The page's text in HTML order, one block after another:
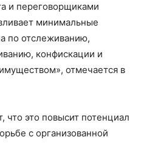
и переговорщиками
минимальные
по отслеживанию,
конфискации и
отмечается в
что это повысит потенциал
с организованной